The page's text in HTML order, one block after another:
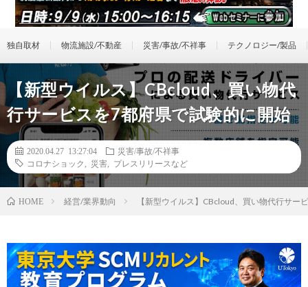
独自取材 物流施設/不動産 災害/事故/不祥事 テクノロジー/製品
【新型ウイルス】CBcloud、買い物代
行サービスを7都府県で試験的に開始
2020.04.27 13:27:04
災害/事故/不祥事
コロナショック
災害 プレスリリースなど
HOME 経営/業界動向 【新型ウイルス】CBcloud、買い物代行サー